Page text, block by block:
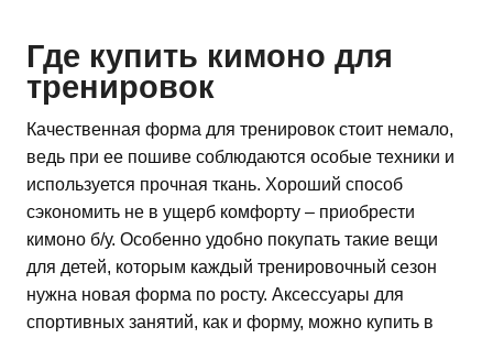
Где купить кимоно для
тренировок
Качественная форма для тренировок стоит немало,
ведь при ее пошиве соблюдаются особые техники и
используется прочная ткань. Хороший способ
сэкономить не в ущерб комфорту – приобрести
кимоно б/у. Особенно удобно покупать такие вещи
для детей, которым каждый тренировочный сезон
нужна новая форма по росту. Аксессуары для
спортивных занятий, как и форму, можно купить в